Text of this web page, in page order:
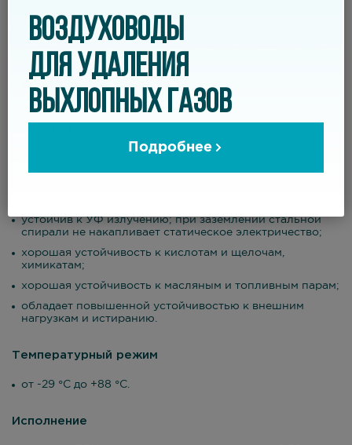
масляные испарения, сварочный дым;
использование как внутри, так и снаружи помещений.
устойчив к УФ излучению; при заземлении стальной
спирали не накапливает статическое электричество;
хорошая устойчивость к кислотам и щелочам,
химикатам;
хорошая устойчивость к масляным и топливным парам;
обладает повышенной устойчивостью к внешним
нагрузкам и истиранию.
Температурный режим
от -29 °С до +88 °С.
Исполнение
ВОЗДУХОВОДЫ
ДЛЯ УДАЛЕНИЯ
ВЫХЛОПНЫХ ГАЗОВ
Подробнее